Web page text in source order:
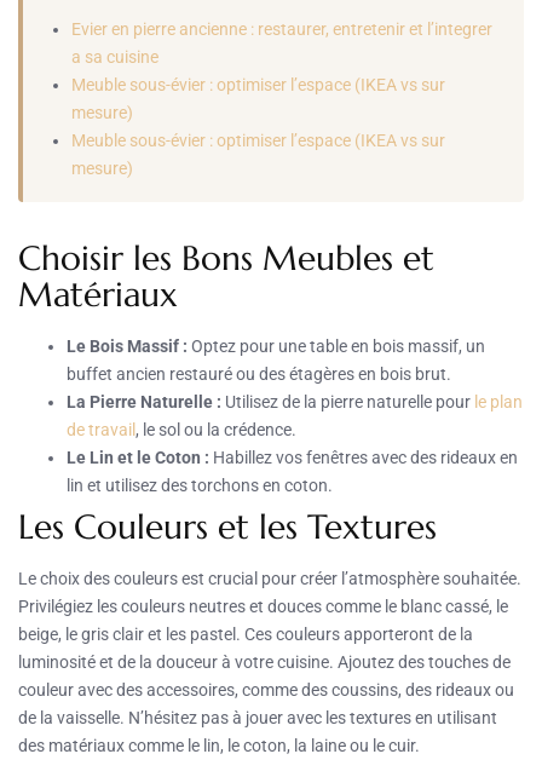
Evier en pierre ancienne : restaurer, entretenir et l’integrer
a sa cuisine
Meuble sous-évier : optimiser l’espace (IKEA vs sur
mesure)
Meuble sous-évier : optimiser l’espace (IKEA vs sur
mesure)
Choisir les Bons Meubles et
Matériaux
Le Bois Massif : Optez pour une table en bois massif, un
buffet ancien restauré ou des étagères en bois brut.
La Pierre Naturelle : Utilisez de la pierre naturelle pour le plan
de travail , le sol ou la crédence.
Le Lin et le Coton : Habillez vos fenêtres avec des rideaux en
lin et utilisez des torchons en coton.
Les Couleurs et les Textures
Le choix des couleurs est crucial pour créer l’atmosphère souhaitée.
Privilégiez les couleurs neutres et douces comme le blanc cassé, le
beige, le gris clair et les pastel. Ces couleurs apporteront de la
luminosité et de la douceur à votre cuisine. Ajoutez des touches de
couleur avec des accessoires, comme des coussins, des rideaux ou
de la vaisselle. N’hésitez pas à jouer avec les textures en utilisant
des matériaux comme le lin, le coton, la laine ou le cuir.